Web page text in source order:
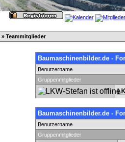
» Teammitglieder
Baumaschinenbilder.de -
Benutzername
Gruppenmitglieder
Baumaschinenbilder.de -
Benutzername
Gruppenmitglieder